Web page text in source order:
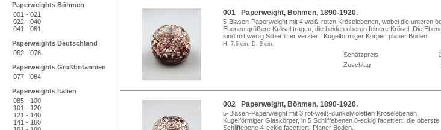
Paperweights Böhmen
001 - 021
022 - 040
041 - 061
Paperweights Deutschland
062 - 076
Paperweights Großbritannien
077 - 084
Paperweights Italien
085 - 100
101 - 120
121 - 140
141 - 160
001 Paperweight, Böhmen, 1890-1920.
5-Blasen-Paperweight mit 4 weiß-roten Kröselebenen, wobei die unteren
Ebenen größere Krösel tragen, die beiden oberen feinere Krösel. Die
sind mit wenig Silberflitter verziert. Kugelförmiger Körper, planer Boden.
H. 7,6 cm, D. 9 cm.
Schätzpreis
Zuschlag
002 Paperweight, Böhmen, 1890-1920.
5-Blasen-Paperweight mit 3 rot-weiß-dunkelvioletten Kröselebenen.
Kugelförmiger Glaskörper, in 5 Schliffebenen 8-eckig facettiert, die oberste
Schliffebene 4-eckig facettiert. Planer Boden.